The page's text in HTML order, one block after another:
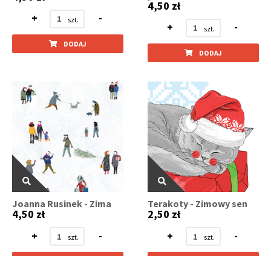
+
-
DODAJ
4,50 zł
+
-
DODAJ
Joanna Rusinek - Zima
4,50 zł
+
-
Terakoty - Zimowy sen
2,50 zł
+
-